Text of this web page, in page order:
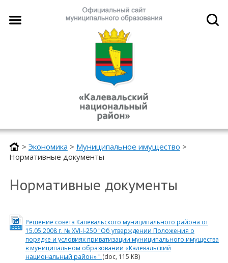
> Экономика > Муниципальное имущество >
Нормативные документы
Нормативные документы
Решение совета Калевальского муниципального района от
15.05.2008 г. № ХVI-I-250 "Об утверждении Положения о
порядке и условиях приватизации муниципального имущества
в муниципальном образовании «Калевальский
национальный район» " (doc, 115 KB)